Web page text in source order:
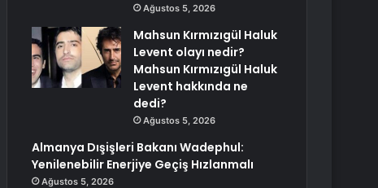
Ağustos 5, 2026
Mahsun Kırmızıgül Haluk
Levent olayı nedir?
Mahsun Kırmızıgül Haluk
Levent hakkında ne
dedi?
Ağustos 5, 2026
Almanya Dışişleri Bakanı Wadephul:
Yenilenebilir Enerjiye Geçiş Hızlanmalı
Ağustos 5, 2026